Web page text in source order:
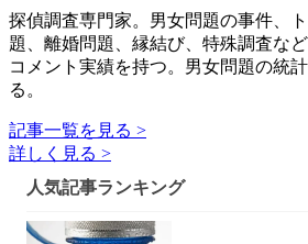
探偵調査専門家。男女問題の事件、
題、離婚問題、縁結び、特殊調査な
コメント実績を持つ。男女問題の統
る。
記事一覧を見る >
詳しく見る >
人気記事ランキング